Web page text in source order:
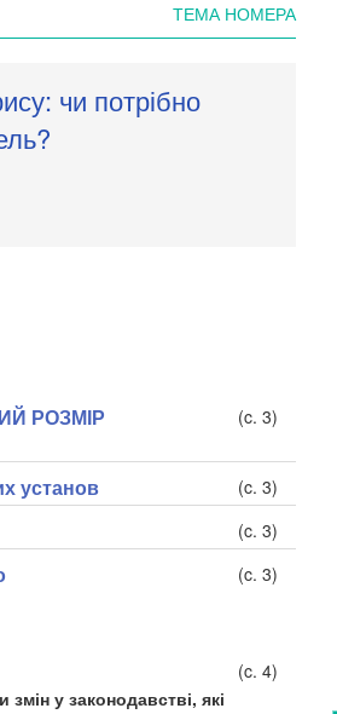
ТЕМА НОМЕРА
чи потрібно
РОЗМІР
(c. 3)
установ (c. 3)
(c. 3)
(c. 3)
(c. 4)
у законодавстві, які